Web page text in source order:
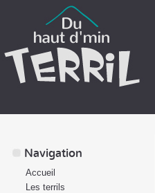
Navigation
Accueil
Les terrils